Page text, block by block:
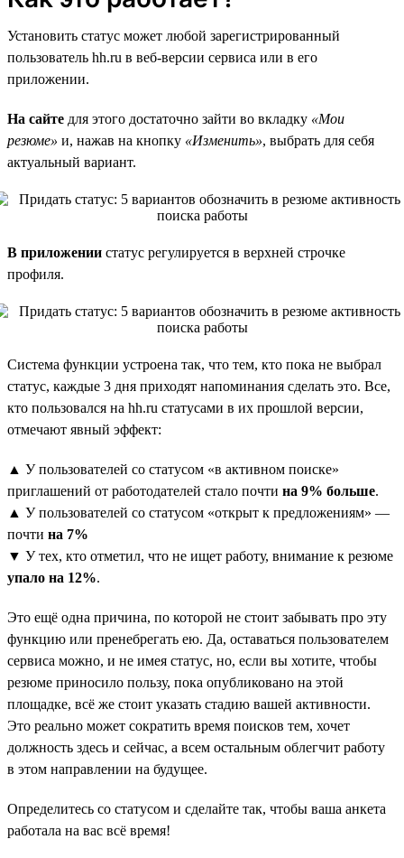
Установить статус может любой зарегистрированный
пользователь hh.ru в веб-версии сервиса или в его
приложении.
На сайте для этого достаточно зайти во вкладку «Мои
резюме» и, нажав на кнопку «Изменить», выбрать для себя
актуальный вариант.
В приложении статус регулируется в верхней строчке
профиля.
Система функции устроена так, что тем, кто пока не выбрал
статус, каждые 3 дня приходят напоминания сделать это. Все,
кто пользовался на hh.ru статусами в их прошлой версии,
отмечают явный эффект:
▲ У пользователей со статусом «в активном поиске»
приглашений от работодателей стало почти на 9% больше.
▲ У пользователей со статусом «открыт к предложениям» —
почти на 7%
▼ У тех, кто отметил, что не ищет работу, внимание к резюме
упало на 12%.
Это ещё одна причина, по которой не стоит забывать про эту
функцию или пренебрегать ею. Да, оставаться пользователем
сервиса можно, и не имея статус, но, если вы хотите, чтобы
резюме приносило пользу, пока опубликовано на этой
площадке, всё же стоит указать стадию вашей активности.
Это реально может сократить время поисков тем, хочет
должность здесь и сейчас, а всем остальным облегчит работу
в этом направлении на будущее.
Определитесь со статусом и сделайте так, чтобы ваша анкета
работала на вас всё время!